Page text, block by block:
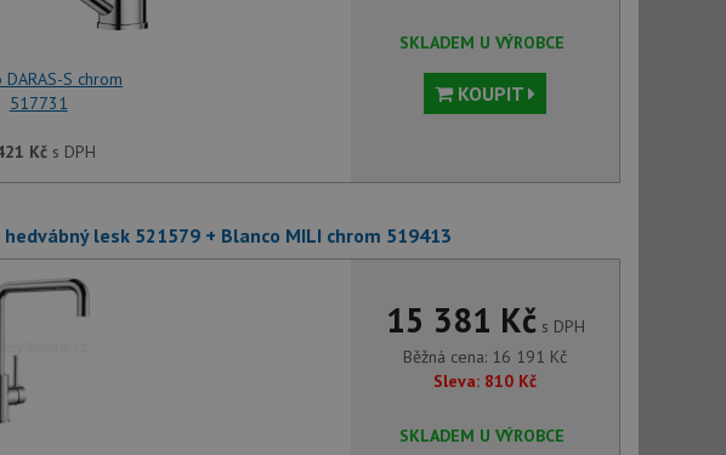
DARAS-S chrom
517731
Kč s DPH
SKLADEM U VÝROBCE
KOUPIT
hedvábný lesk 521579 + Blanco MILI chrom 519413
15 381 Kčs DPH
Běžná cena: 16 191 Kč
Sleva: 810 Kč
SKLADEM U VÝROBCE